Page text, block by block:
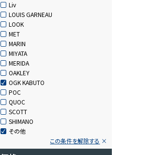
Liv
LOUIS GARNEAU
LOOK
MET
MARIN
MIYATA
MERIDA
OAKLEY
OGK KABUTO
POC
QUOC
SCOTT
SHIMANO
その他
この条件を解除する